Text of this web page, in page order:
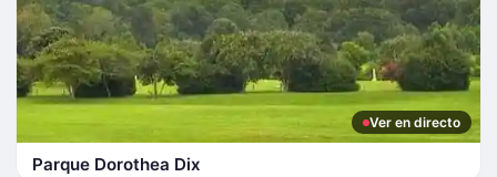
Ver en directo
Parque Dorothea Dix